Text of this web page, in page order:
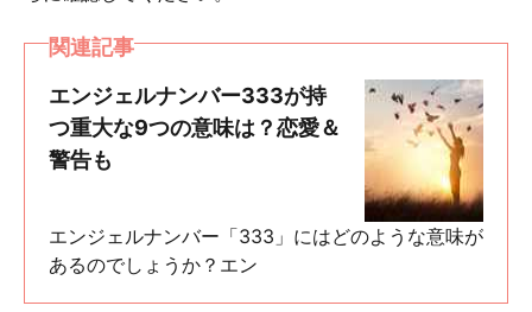
関連記事
エンジェルナンバー333が持
つ重大な9つの意味は？恋愛＆
警告も
エンジェルナンバー「333」にはどのような意味が
あるのでしょうか？エン